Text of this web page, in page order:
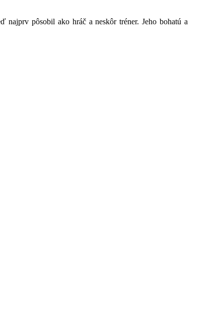
pôsobil ako hráč a neskôr tréner. Jeho bohatú a